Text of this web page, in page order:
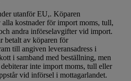
utanför EU,. Köparen
alla kostnader för import moms, tull,
andra införselavgifter vid import.
betalt av köparen för
till angiven leveransadress i
i samband med beställning, men
inte import moms, tull eller
vid införsel i mottagarlandet.